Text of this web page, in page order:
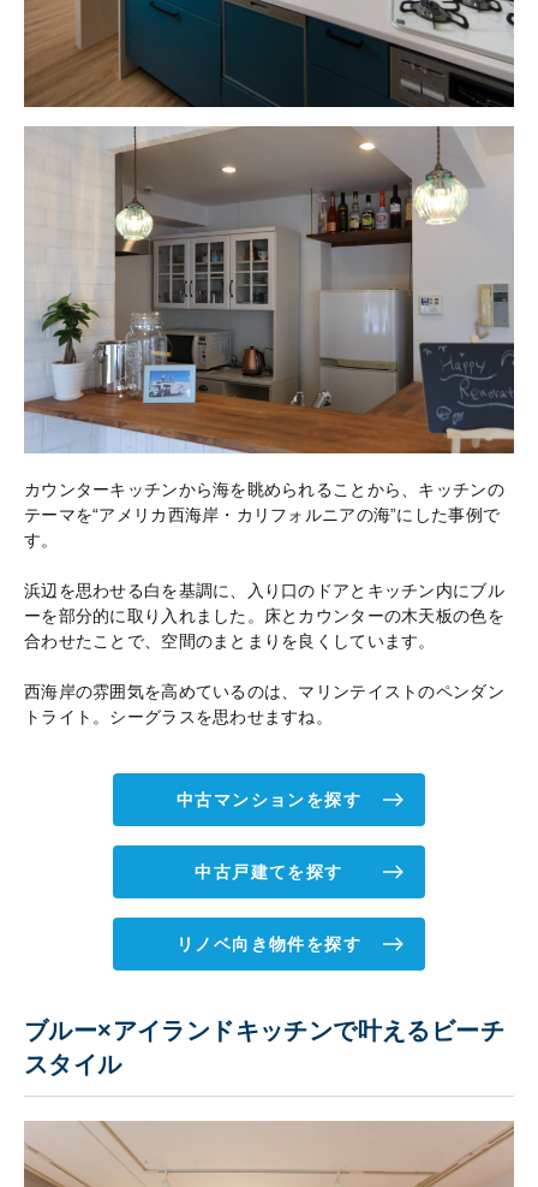
カウンターキッチンから海を眺められることから、キッチンの
テーマを“アメリカ西海岸・カリフォルニアの海”にした事例で
す。
浜辺を思わせる白を基調に、入り口のドアとキッチン内にブル
ーを部分的に取り入れました。床とカウンターの木天板の色を
合わせたことで、空間のまとまりを良くしています。
西海岸の雰囲気を高めているのは、マリンテイストのペンダン
トライト。シーグラスを思わせますね。
中古マンションを探す
中古戸建てを探す
リノベ向き物件を探す
ブルー×アイランドキッチンで叶えるビーチ
スタイル